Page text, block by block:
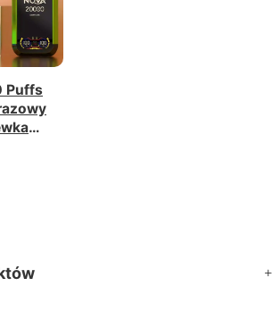
Puffs
luzem